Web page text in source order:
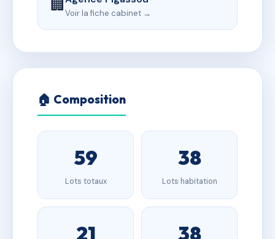
🏢Voir la fiche cabinet →
🏠 Composition
59
Lots totaux
38
Lots habitation
21 38